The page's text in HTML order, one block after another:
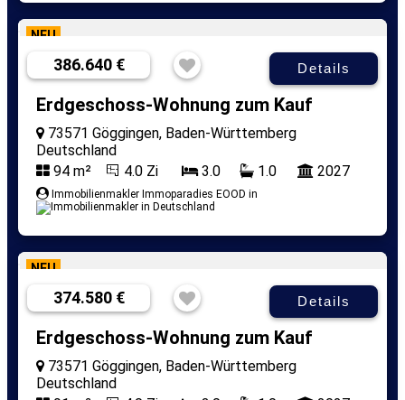
NEU
386.640 € Details
Erdgeschoss-Wohnung zum Kauf
73571 Göggingen, Baden-Württemberg
Deutschland
94 m²
4.0 Zi 3.0 1.0 2027
Immobilienmakler Immoparadies EOOD in
NEU
374.580 € Details
Erdgeschoss-Wohnung zum Kauf
73571 Göggingen, Baden-Württemberg
Deutschland